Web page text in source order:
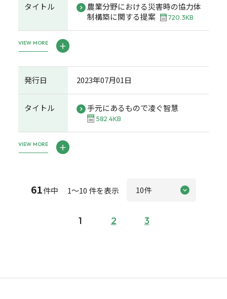
タイトル
農業分野における災害時の協力体
制構築に関する提案
720.3KB
VIEW MORE
発行日 2023年07月01日
タイトル 手元にあるもので凌ぐ智慧
582.4KB
VIEW MORE
61件中 1～10 件を表示
1 2 3